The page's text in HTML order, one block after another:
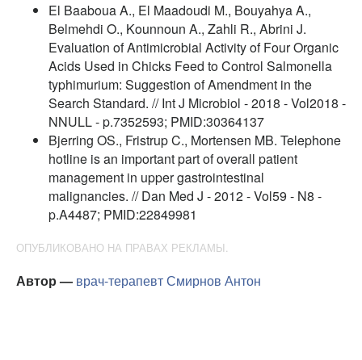
El Baaboua A., El Maadoudi M., Bouyahya A.,
Belmehdi O., Kounnoun A., Zahli R., Abrini J.
Evaluation of Antimicrobial Activity of Four Organic
Acids Used in Chicks Feed to Control Salmonella
typhimurium: Suggestion of Amendment in the
Search Standard. // Int J Microbiol - 2018 - Vol2018 -
NNULL - p.7352593; PMID:30364137
Bjerring OS., Fristrup C., Mortensen MB. Telephone
hotline is an important part of overall patient
management in upper gastrointestinal
malignancies. // Dan Med J - 2012 - Vol59 - N8 -
p.A4487; PMID:22849981
ОПУБЛИКОВАНО НА ПРАВАХ РЕКЛАМЫ.
Автор — врач-терапевтСмирнов Антон